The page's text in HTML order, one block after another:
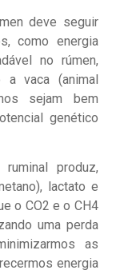
deve seguir
como energia
no rúmen,
a vaca (animal
sejam bem
genético
produz,
lactato e
o CO2 e o CH4
uma perda
as
energia